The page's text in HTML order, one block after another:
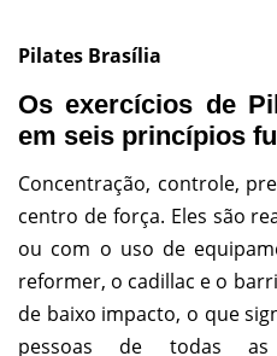
Pilates Brasília
Os exercícios de
em seis princípios
Concentração, controle,
centro de força. Eles são
ou com o uso de
reformer, o cadillac e o
de baixo impacto, o que
pessoas de todas